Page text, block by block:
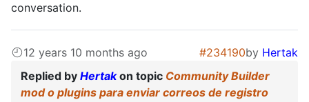
conversation.
12 years 10 months ago #234190by Hertak
Replied by Hertakon topic Community Builder
mod o plugins para enviar correos de registro